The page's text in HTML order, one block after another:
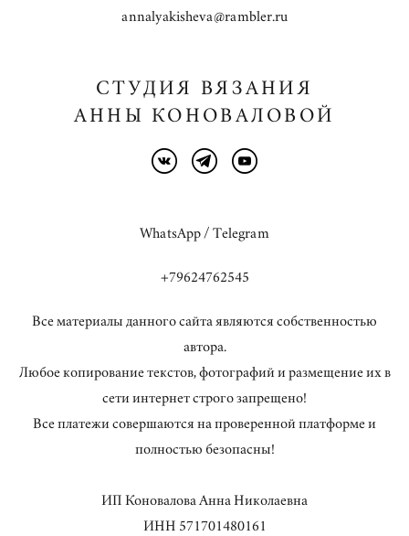
annalyakisheva@rambler.ru
СТУДИЯ ВЯЗАНИЯ
АННЫ КОНОВАЛОВОЙ
WhatsApp / Telegram
+79624762545
Все материалы данного сайта являются собственностью
автора.
Любое копирование текстов, фотографий и размещение их в
сети интернет строго запрещено!
Все платежи совершаются на проверенной платформе и
полностью безопасны!
ИП Коновалова Анна Николаевна
ИНН 571701480161